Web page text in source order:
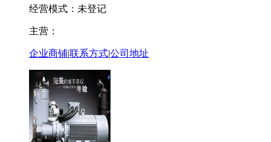
经营模式：未登记
主营：
企业商铺|联系方式|公司地址